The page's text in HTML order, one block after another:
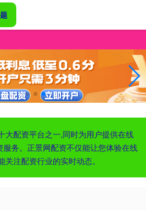
大配资平台之一,同时为用户提供在线
务。正景网配资不仅能让您体验在线
注配资行业的实时动态。